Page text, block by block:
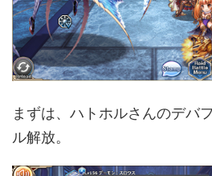
まずは、ハトホルさんのデバ
ル解放。